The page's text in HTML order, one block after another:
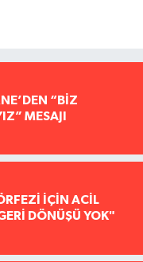
“BİZ
MESAJI
İÇİN ACİL
DÖNÜŞÜ YOK"